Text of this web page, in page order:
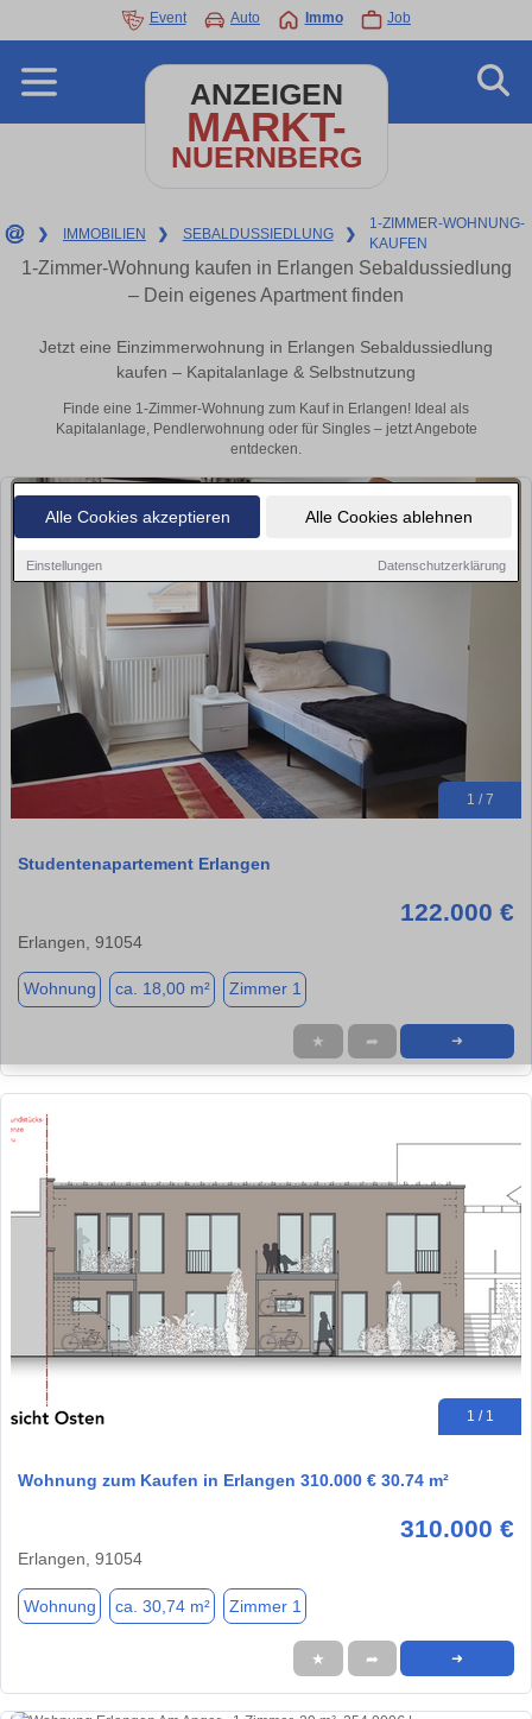
Alle Cookies akzeptieren Alle Cookies ablehnen
Einstellungen Datenschutzerklärung
Event Auto Immo Job
ANZEIGEN
MARKT-
NUERNBERG
❯ IMMOBILIEN ❯ SEBALDUSSIEDLUNG ❯
1-ZIMMER-WOHNUNG-
KAUFEN
1-Zimmer-Wohnung kaufen in Erlangen Sebaldussiedlung
– Dein eigenes Apartment finden
Jetzt eine Einzimmerwohnung in Erlangen Sebaldussiedlung
kaufen – Kapitalanlage & Selbstnutzung
Finde eine 1-Zimmer-Wohnung zum Kauf in Erlangen! Ideal als
Kapitalanlage, Pendlerwohnung oder für Singles – jetzt Angebote
entdecken.
1 / 7
Studentenapartement Erlangen
122.000 €
Erlangen, 91054
Wohnung ca. 18,00 m² Zimmer 1
★ ➦ ➜
1 / 1
Wohnung zum Kaufen in Erlangen 310.000 € 30.74 m²
310.000 €
Erlangen, 91054
Wohnung ca. 30,74 m² Zimmer 1
★ ➦ ➜